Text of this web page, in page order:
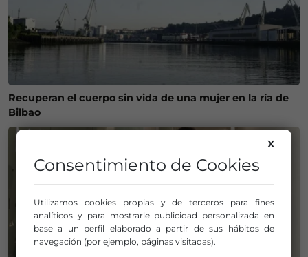
Recuperan el cuerpo sin vida de una mujer en la ría de
Bilbao
X
Consentimiento de Cookies
Utilizamos cookies propias y de terceros para fines
analíticos y para mostrarle publicidad personalizada en
base a un perfil elaborado a partir de sus hábitos de
navegación (por ejemplo, páginas visitadas).